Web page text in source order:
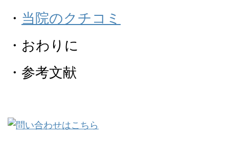
・ 当院のクチコミ
・おわりに
・参考文献